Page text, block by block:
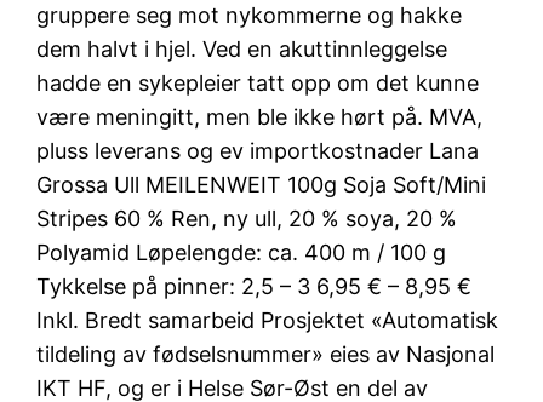
gruppere seg mot nykommerne og hakke
dem halvt i hjel. Ved en akuttinnleggelse
hadde en sykepleier tatt opp om det kunne
være meningitt, men ble ikke hørt på. MVA,
pluss leverans og ev importkostnader Lana
Grossa Ull MEILENWEIT 100g Soja Soft/Mini
Stripes 60 % Ren, ny ull, 20 % soya, 20 %
Polyamid Løpelengde: ca. 400 m / 100 g
Tykkelse på pinner: 2,5 – 3 6,95 € – 8,95 €
Inkl. Bredt samarbeid Prosjektet «Automatisk
tildeling av fødselsnummer» eies av Nasjonal
IKT HF, og er i Helse Sør-Øst en del av